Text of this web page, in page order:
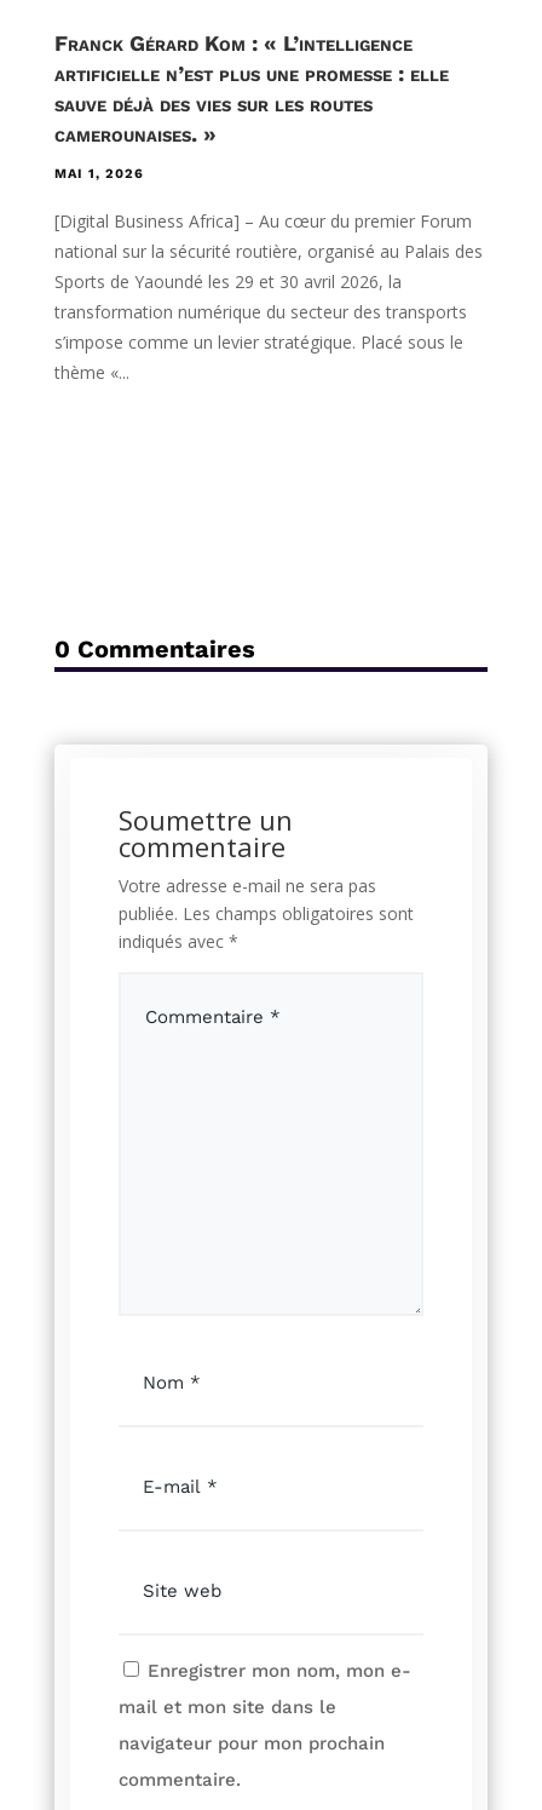
Franck Gérard Kom : « L’intelligence
artificielle n’est plus une promesse : elle
sauve déjà des vies sur les routes
camerounaises. »
MAI 1, 2026
[Digital Business Africa] – Au cœur du premier Forum
national sur la sécurité routière, organisé au Palais des
Sports de Yaoundé les 29 et 30 avril 2026, la
transformation numérique du secteur des transports
s’impose comme un levier stratégique. Placé sous le
thème «...
0 Commentaires
Soumettre un
commentaire
Votre adresse e-mail ne sera pas
publiée. Les champs obligatoires sont
indiqués avec *
Enregistrer mon nom, mon e-
mail et mon site dans le
navigateur pour mon prochain
commentaire.